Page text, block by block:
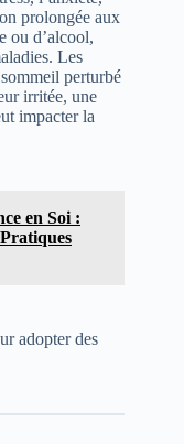
prolongée aux
ou d’alcool,
Les
perturbé
irritée, une
impacter la
en Soi :
adopter des